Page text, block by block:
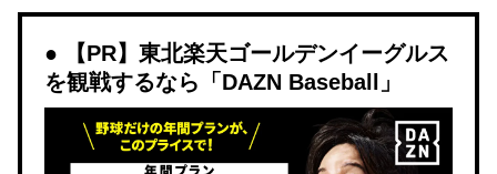
【PR】東北楽天ゴールデンイーグルス
を観戦するなら「DAZN Baseball」